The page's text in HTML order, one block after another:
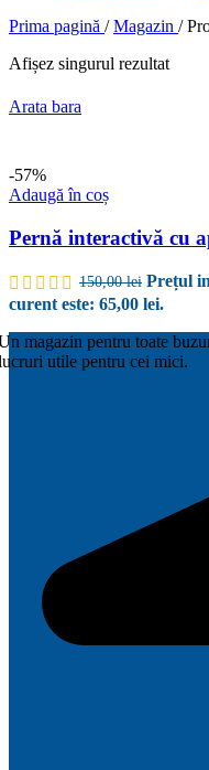
Prima pagină / Magazin /
Afișez singurul rezultat
Arata bara
-57%
Adaugă în coș
Pernă interactivă cu
150,00lei Prețul
curent este: 65,00 lei.
magazin pentru toate
utile pentru cei mici.